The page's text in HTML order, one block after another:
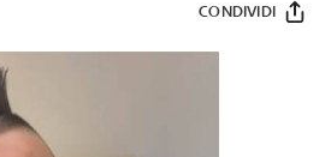
CONDIVIDI